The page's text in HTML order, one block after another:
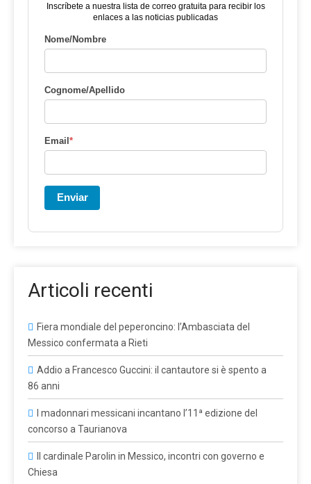
Inscríbete a nuestra lista de correo gratuita para recibir los
enlaces a las noticias publicadas
Nome/Nombre
Cognome/Apellido
Email*
Enviar
Articoli recenti
Fiera mondiale del peperoncino: l’Ambasciata del
Messico confermata a Rieti
Addio a Francesco Guccini: il cantautore si è spento a
86 anni
I madonnari messicani incantano l’11ª edizione del
concorso a Taurianova
Il cardinale Parolin in Messico, incontri con governo e
Chiesa